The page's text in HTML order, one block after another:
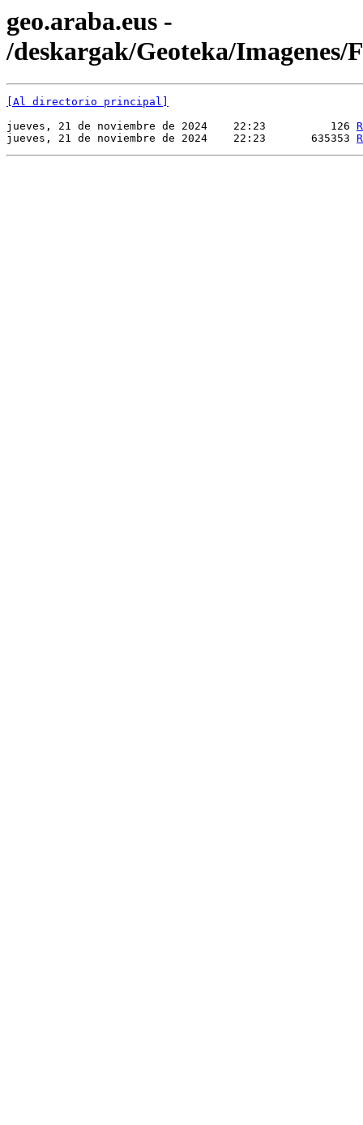
geo.araba.eus -
/deskargak/Geoteka/Imagenes/
[Al directorio principal]
jueves, 21 de noviembre de 2024    22:23          126
jueves, 21 de noviembre de 2024    22:23       635353